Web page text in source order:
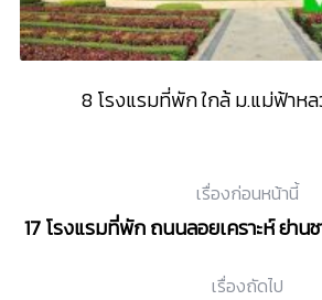
8 โรงแรมที่พัก ใกล้ ม.แม่ฟ้าหล
เรื่องก่อนหน้านี้
17 โรงแรมที่พัก ถนนลอยเคราะห์ ย่านช
เรื่องถัดไป